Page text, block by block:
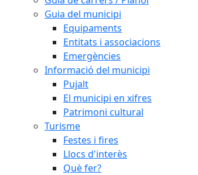
Guia del municipi
Equipaments
Entitats i associacions
Emergències
Informació del municipi
Pujalt
El municipi en xifres
Patrimoni cultural
Turisme
Festes i fires
Llocs d'interès
Què fer?